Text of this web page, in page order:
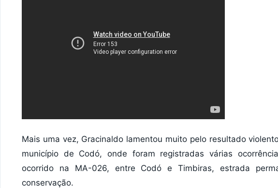
Mais uma vez, Gracinaldo lamentou muito pelo resultado
município de Codó, onde foram registradas várias
ocorrido na MA-026, entre Codó e Timbiras, estrada
conservação.